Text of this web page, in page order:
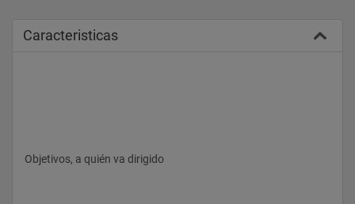
Caracteristicas
Objetivos, a quién va dirigido